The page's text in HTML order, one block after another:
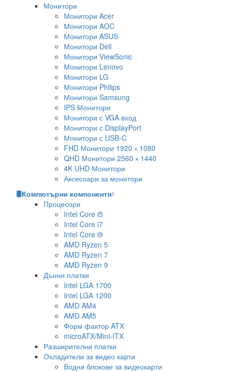
Монитори
Монитори Acer
Монитори AOC
Монитори ASUS
Монитори Dell
Монитори ViewSonic
Монитори Lenovo
Монитори LG
Монитори Philips
Монитори Samsung
IPS Монитори
Монитори с VGA вход
Монитори с DisplayPort
Монитори с USB-C
FHD Монитори 1920 × 1080
QHD Монитори 2560 × 1440
4K UHD Монитори
Аксесоари за монитори
Компютърни компоненти
Процесори
Intel Core i5
Intel Core i7
Intel Core i9
AMD Ryzen 5
AMD Ryzen 7
AMD Ryzen 9
Дънни платки
Intel LGA 1700
Intel LGA 1200
AMD AM4
AMD AM5
Форм фактор ATX
microATX/Mini-ITX
Разширителни платки
Охладители за видео карти
Водни блокове за видеокарти